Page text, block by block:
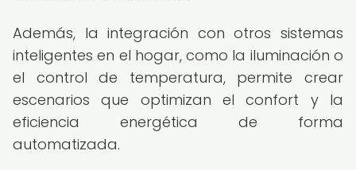
Además, la integración con otros sistemas
inteligentes en el hogar, como la iluminación o
el control de temperatura, permite crear
escenarios que optimizan el confort y la
eficiencia energética de forma
automatizada.